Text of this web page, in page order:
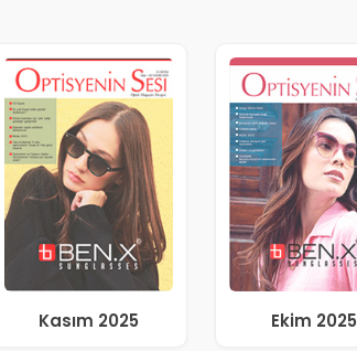
Kasım 2025 Ekim 2025